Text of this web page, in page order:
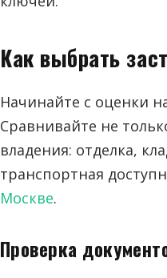
Как выбрать
Начинайте с оценки
Сравнивайте не
владения: отделка,
транспортная
Москве.
Проверка